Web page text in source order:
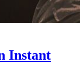
Instant